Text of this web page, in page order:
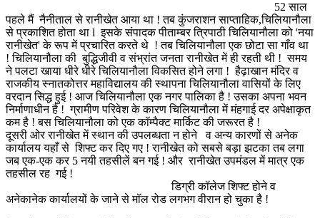
52 साल
पहले मैं नैनीताल से रानीखेत आया था ! तब कुंजराशन साप्ताहिक,चिलियानौला
से प्रकाशित होता था l इसके संपादक पीताम्बर त्रिपाठी चिलियानौला को 'नया
रानीखेत' के रूप में प्रचारित करते थे ! तब चिलियानौला एक छोटा सा गाँव था
! चिलियानौला की बुद्धिजीवी व संभ्रांत जनता रानीखेत में ही रहती थी ! समय
ने पलटा खाया धीरे धीरे चिलियानौला विकसित होने लगा ! हैढ़ाखान मंदिर व
राजकीय स्नातकोत्तर महाविद्यालय की स्थापना चिलियानौला वासियों के लिए
वरदान सिद्ध हुई ! आज चिलियानौला एक नगर पालिका है ! उसका अपना भवन
निर्माणाधीन है ! ग्रामीण परिवेश के कारण चिलियानौला में मंहगाई दर अपेक्षाकृत
कम है ! बस चिलियानौला को एक कॉम्पैक्ट मार्किट की जरूरत है !
दूसरी ओर रानीखेत में स्थान की उपलब्धता न होने व अन्य कारणों से अनेक
कार्यालय यहाँ से शिफ्ट कर दिए गए ! रानीखेत को सबसे बड़ा झटका तब लगा
जब एक-एक कर 5 नयी तहसीलें बन गई ! और रानीखेत उपमंडल में मात्र एक
तहसील रह गई !
डिग्री कॉलेज शिफ्ट होने व
अनेकानेक कार्यालयों के जाने से मॉल रोड लगभग वीरान हो चुका है !